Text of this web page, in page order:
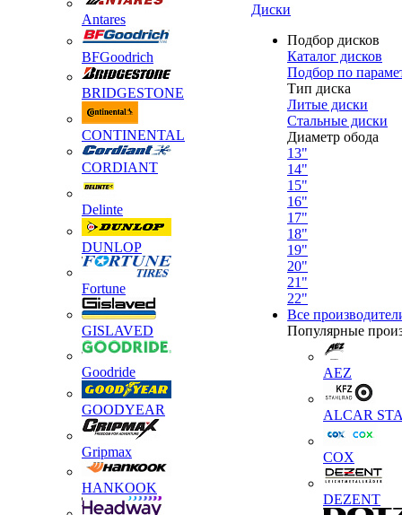
Antares
BFGoodrich
BRIDGESTONE
CONTINENTAL
CORDIANT
Delinte
DUNLOP
Fortune
GISLAVED
Goodride
GOODYEAR
Gripmax
HANKOOK
Диски
Подбор дисков
Каталог дисков
Подбор по
Тип диска
Литые диски
Стальные диски
Диаметр обода
13"
14"
15"
16"
17"
18"
19"
20"
21"
22"
Все
Популярные
AEZ
ALCAR
COX
DEZENT